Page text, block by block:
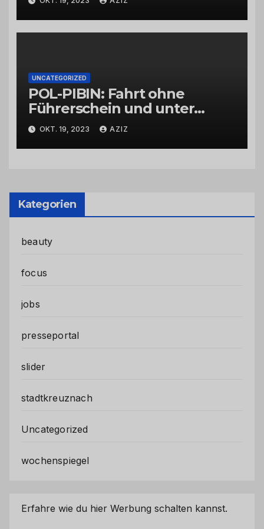
UNCATEGORIZED
POL-PIBIN: Fahrt ohne
Führerschein und unter
Einfluss von Drogen
OKT. 19, 2023 AZIZ
Kategorien
beauty
focus
jobs
presseportal
slider
stadtkreuznach
Uncategorized
wochenspiegel
Erfahre wie du hier Werbung schalten kannst.